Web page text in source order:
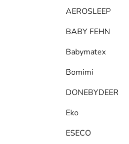
AEROSLEEP
BABY FEHN
Babymatex
Bomimi
DONEBYDEER
Eko
ESECO